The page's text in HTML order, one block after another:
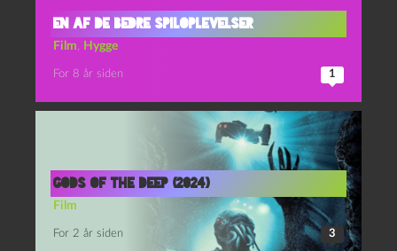
En af de bedre spiloplevelser
Film, Hygge
For 8 år siden 1
Gods of the Deep (2024)
Film
For 2 år siden 3